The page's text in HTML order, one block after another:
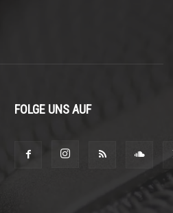
FOLGE UNS AUF